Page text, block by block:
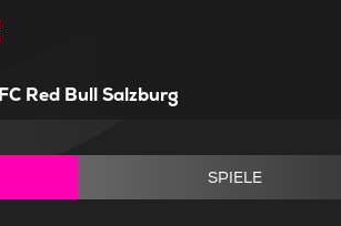
FC Red Bull Salzburg
SPIELE